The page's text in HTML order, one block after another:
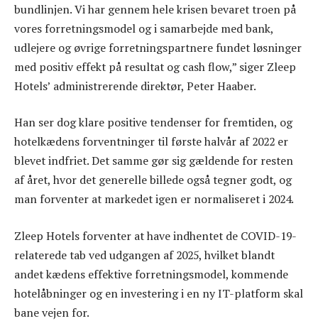
bundlinjen. Vi har gennem hele krisen bevaret troen på
vores forretningsmodel og i samarbejde med bank,
udlejere og øvrige forretningspartnere fundet løsninger
med positiv effekt på resultat og cash flow,” siger Zleep
Hotels’ administrerende direktør, Peter Haaber.
Han ser dog klare positive tendenser for fremtiden, og
hotelkædens forventninger til første halvår af 2022 er
blevet indfriet. Det samme gør sig gældende for resten
af året, hvor det generelle billede også tegner godt, og
man forventer at markedet igen er normaliseret i 2024.
Zleep Hotels forventer at have indhentet de COVID-19-
relaterede tab ved udgangen af 2025, hvilket blandt
andet kædens effektive forretningsmodel, kommende
hotelåbninger og en investering i en ny IT-platform skal
bane vejen for.